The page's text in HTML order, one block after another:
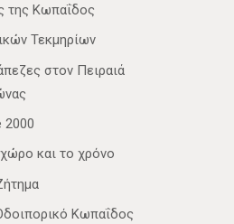
της Κωπαΐδος
Τεκμηρίων
στον Πειραιά
2000
και το χρόνο
Κωπαΐδος